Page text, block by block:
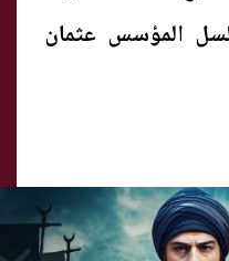
المؤسس عثمان